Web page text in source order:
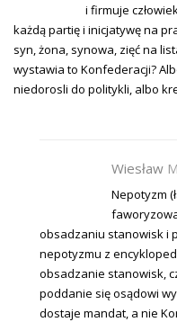
i firmuje
każdą partię i inicjatywę na
syn, żona, synowa, zięć na
wystawia to Konfederacji?
niedorosli do politykli, albo
Wiesław
Nepotyzm
obsadzaniu stanowisk i
nepotyzmu z
obsadzanie stanowisk,
poddanie się osądowi
dostaje mandat, a nie